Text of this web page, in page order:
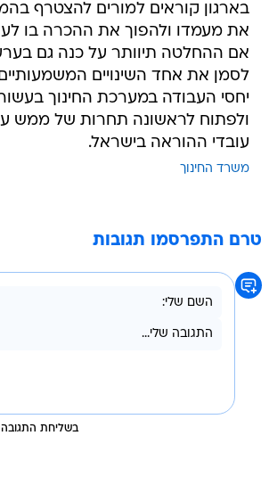
בארגון קוראים למורים להצטרף
את מעמדו ולהפוך את ההכרה בו
אם ההחלטה תיוותר על כנה גם
לסמן את אחד השינויים
יחסי העבודה במערכת החינוך
ולפתוח לראשונה תחרות של ממש
עובדי ההוראה בישראל.
משרד החינוך
טרם התפרסמו תגובות
בשליחת התגובה